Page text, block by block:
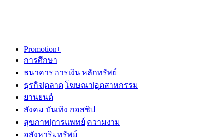
Promotion+
การศึกษา
ธนาคาร|การเงิน|หลักทรัพย์
ธุรกิจ|ตลาด|โฆษณา|อุตสาหกรรม
ยานยนต์
สังคม บันเทิง กอสซิป
สุขภาพ|การแพทย์|ความงาม
อสังหาริมทรัพย์